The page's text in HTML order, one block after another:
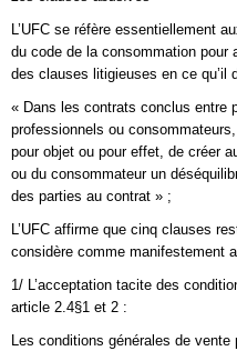
L’UFC se réfère essentiellement
du code de la consommation pour
des clauses litigieuses en ce qu’il
« Dans les contrats conclus entre
professionnels ou
pour objet ou pour effet, de créer
ou du consommateur un
des parties au contrat » ;
L’UFC affirme que cinq clauses
considère comme manifestement
1/ L’acceptation tacite des
article 2.4§1 et 2 :
Les conditions générales de